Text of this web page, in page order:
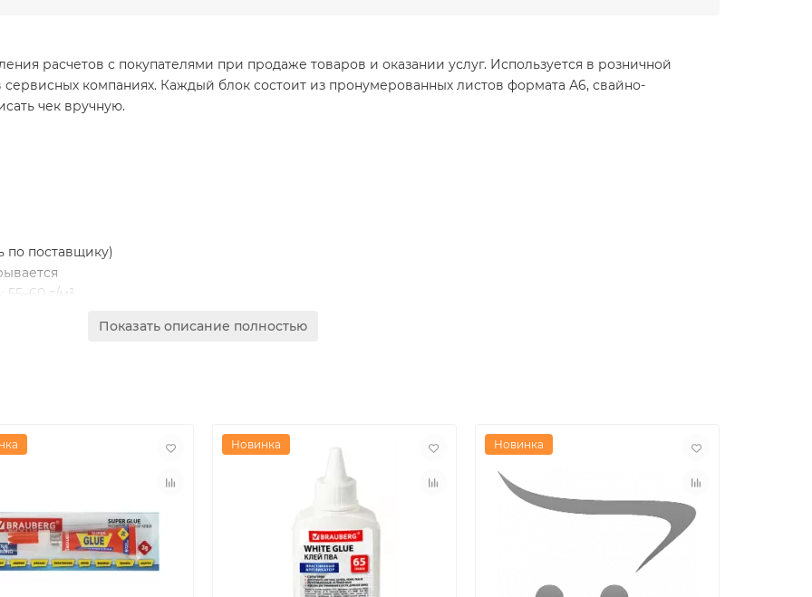
расчетов с покупателями при продаже товаров и оказании услуг. Используется в розничной
компаниях. Каждый блок состоит из пронумерованных листов формата А6, свайно-
чек вручную.
по поставщику)
55–60 г/м²
при небольшой торговле
Показать описание полностью
Новинка Новинка